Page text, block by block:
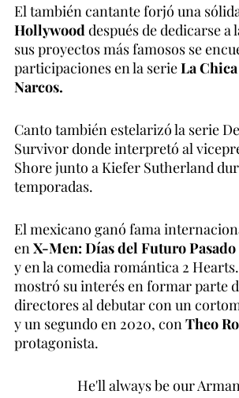
El también cantante forjó una
Hollywood después de dedicarse a
sus proyectos más famosos se
participaciones en la serieLa
Narcos.
Canto también estelarizó la serie
Survivor donde interpretó al
Shore junto a Kiefer Sutherland
temporadas.
El mexicano ganó fama
en X-Men: Días del Futuro
y en la comedia romántica 2
mostró su interés en formar parte
directores al debutar con un
y un segundo en 2020, con Theo
protagonista.
He'll always be our